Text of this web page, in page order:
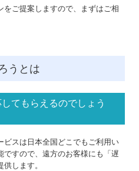
をご提案しますので、まずはご相
うとは
てもらえるのでしょう
ビスは日本全国どこでもご利用い
ですので、遠方のお客様にも「遅
します。